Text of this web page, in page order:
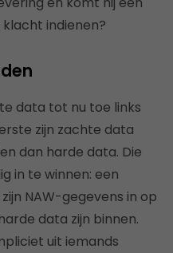
indienen?
data tot nu toe links
zijn zachte data
dan harde data. Die
in te winnen: een
NAW-gegevens in op
data zijn binnen.
uit iemands